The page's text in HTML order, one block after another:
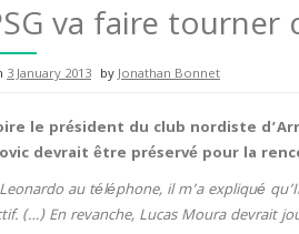
va faire tourner
3 January 2013 byJonathan Bonnet
le président du club nordiste
devrait être préservé pour la
Leonardo au téléphone, il m’a expliqué
(…) En revanche, Lucas Moura devrait